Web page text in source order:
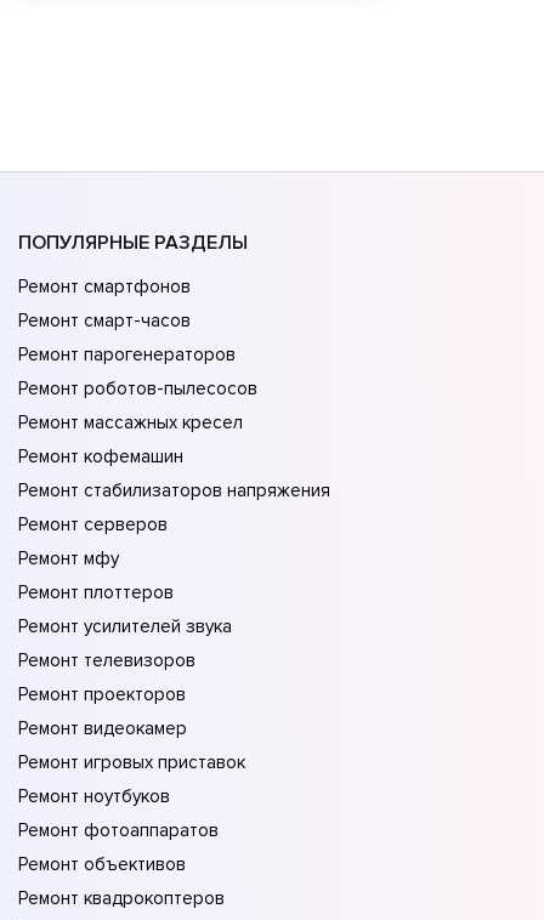
ПОПУЛЯРНЫЕ РАЗДЕЛЫ
Ремонт смартфонов
Ремонт смарт-часов
Ремонт парогенераторов
Ремонт роботов-пылесосов
Ремонт массажных кресел
Ремонт кофемашин
Ремонт стабилизаторов напряжения
Ремонт серверов
Ремонт мфу
Ремонт плоттеров
Ремонт усилителей звука
Ремонт телевизоров
Ремонт проекторов
Ремонт видеокамер
Ремонт игровых приставок
Ремонт ноутбуков
Ремонт фотоаппаратов
Ремонт объективов
Ремонт квадрокоптеров